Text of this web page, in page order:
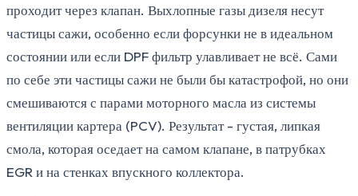
проходит через клапан. Выхлопные газы дизеля несут
частицы сажи, особенно если форсунки не в идеальном
состоянии или если DPF фильтр улавливает не всё. Сами
по себе эти частицы сажи не были бы катастрофой, но они
смешиваются с парами моторного масла из системы
вентиляции картера (PCV). Результат - густая, липкая
смола, которая оседает на самом клапане, в патрубках
EGR и на стенках впускного коллектора.